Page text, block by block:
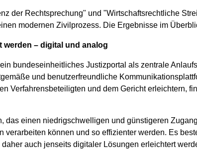
der Rechtsprechung" und "Wirtschaftsrechtliche
modernen Zivilprozess. Die Ergebnisse im
werden – digital und analog
bundeseinheitliches Justizportal als zentrale
und benutzerfreundliche
Verfahrensbeteiligten und dem Gericht erleichtern,
einen niedrigschwelligen und günstigeren
können und so effizienter werden. Es
auch jenseits digitaler Lösungen erleichtert